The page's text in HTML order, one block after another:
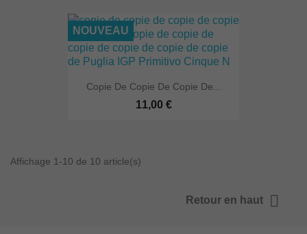
Copie De Copie De Copie De...
11,00 €
NOUVEAU
Affichage 1-10 de 10 article(s)
Retour en haut 